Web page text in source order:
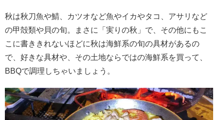
秋は秋刀魚や鯖、カツオなど魚やイカやタコ、アサリなど
の甲殻類や貝の旬。まさに「実りの秋」で、その他にもこ
こに書ききれないほどに秋は海鮮系の旬の具材があるの
で、好きな具材や、その土地ならではの海鮮系を買って、
BBQで調理しちゃいましょう。